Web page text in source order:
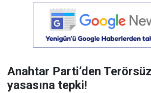
Anahtar Parti’den
yasasına tepki!